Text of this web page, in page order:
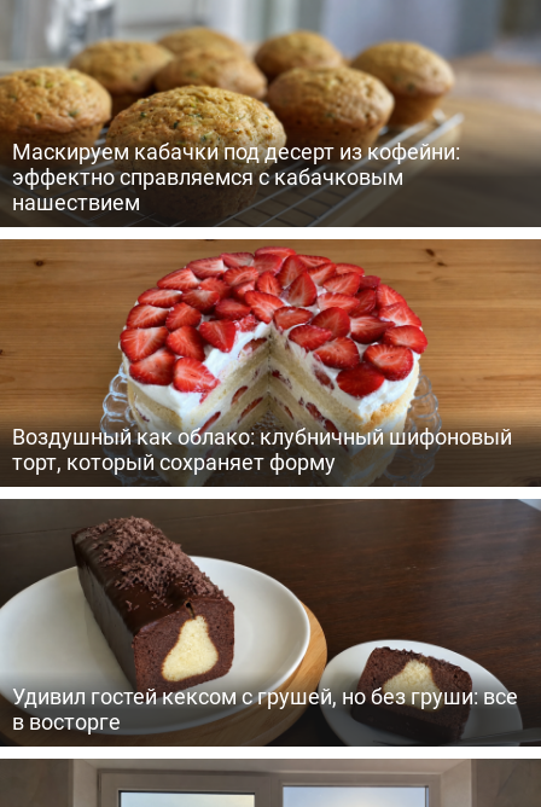
Маскируем кабачки под десерт из кофейни:
эффектно справляемся с кабачковым
нашествием
Воздушный как облако: клубничный шифоновый
торт, который сохраняет форму
Удивил гостей кексом с грушей, но без груши: все
в восторге